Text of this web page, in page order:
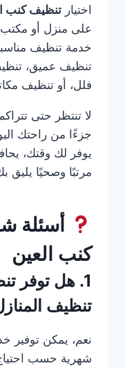
اختيار تنظيف كنب
على منزل أو
خدمة تنظيف
تنظيف عميق،
فلل، أو تنظيف
لا تنتظر حتى
جزءًا من راحتك
يوفر لك وقتك،
مرتبًا وصحيًا يليق
أسئلة
كنب العين
1. هل توفر
تنظيف
نعم، يمكن توفير
شهرية حسب